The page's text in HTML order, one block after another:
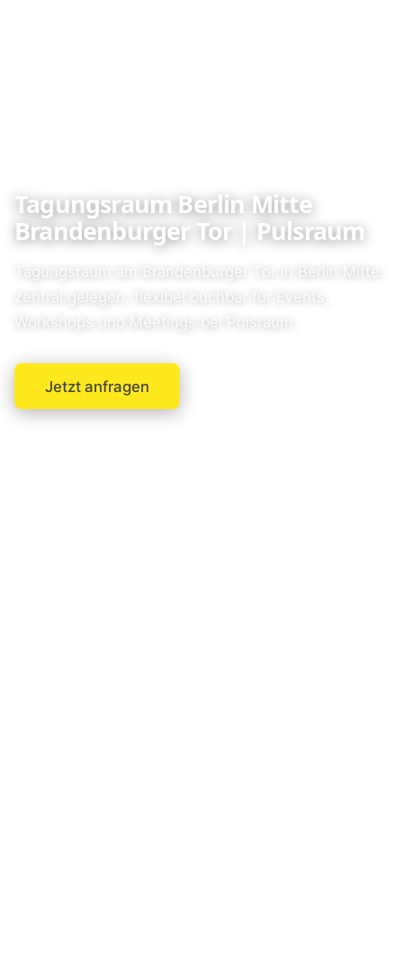
Tagungsraum Berlin Mitte
Brandenburger Tor | Pulsraum
Tagungsraum am Brandenburger Tor in Berlin Mitte:
zentral gelegen, flexibel buchbar für Events,
Workshops und Meetings bei Pulsraum.
Jetzt anfragen